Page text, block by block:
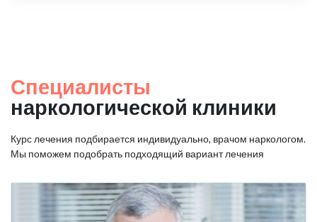
Специалисты
наркологической клиники
Курс лечения подбирается индивидуально, врачом наркологом.
Мы поможем подобрать подходящий вариант лечения